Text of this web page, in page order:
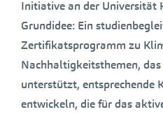
Initiative an der Universität
Grundidee: Ein
Zertifikatsprogramm zu
Nachhaltigkeitsthemen,
unterstützt, entsprechende
entwickeln, die für das